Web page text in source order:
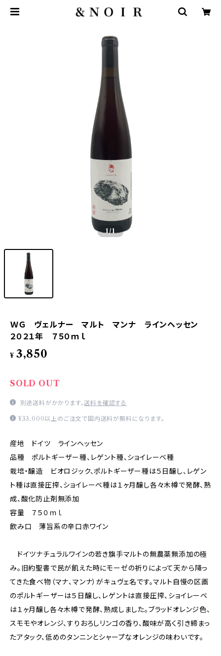
1/1
ＷＧ ヴェルナー マルト マンナ ラインヘッセン
２０２１年 ７５０ｍｌ
¥ 3,850
SOLD OUT
別途送料がかかります。送料を確認する
¥33,000以上のご注文で国内送料が無料になります。
産地 ドイツ ラインヘッセン
品種 ポルトギーザー種、レゲント種、ショイレーベ種
栽培・醸造 ビオロジック、ポルトギーザー種は５日醸し、レゲン
ト種は直接圧搾、ショイレーベ種は１ヶ月醸し各々木樽で発酵、熟
成、酸化防止剤無添加
容量 ７５０ｍｌ
飲み口 薄旨系の辛口赤ワイン
ドイツナチュラルワインの若き旗手マルトの無農薬無添加の極
み。旧約聖書で民が飢えた時にモーゼの祈りによって天から降っ
てきた食べ物（マナ、マンナ）がキュヴェ名です。マルト自慢の区画
のポルトギーザーは５日醸し、レゲントは直接圧搾、ショイレーベ
は１ヶ月醸し各々木樽で発酵、熟成しました。ブラッドオレンジ色、
スモモやオレンジ、すりおろしリンゴの香り、酸味が高く引き締まっ
たアタック、低めのタンニンとシャープなオレンジの味わいです。